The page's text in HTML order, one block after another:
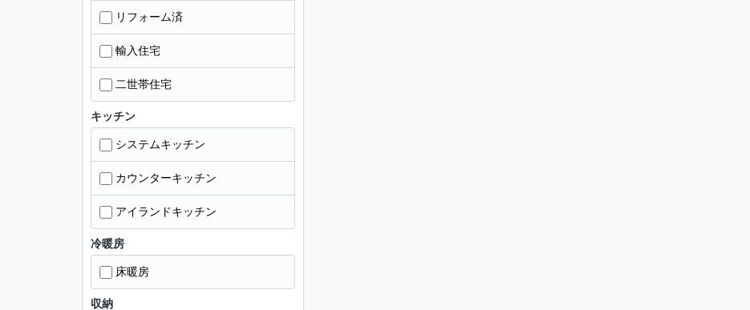
リフォーム済
輸入住宅
二世帯住宅
キッチン
システムキッチン
カウンターキッチン
アイランドキッチン
冷暖房
床暖房
収納